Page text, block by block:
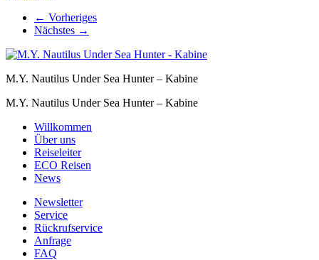
← Vorheriges
Nächstes →
M.Y. Nautilus Under Sea Hunter – Kabine
M.Y. Nautilus Under Sea Hunter – Kabine
Willkommen
Über uns
Reiseleiter
ECO Reisen
News
Newsletter
Service
Rückrufservice
Anfrage
FAQ